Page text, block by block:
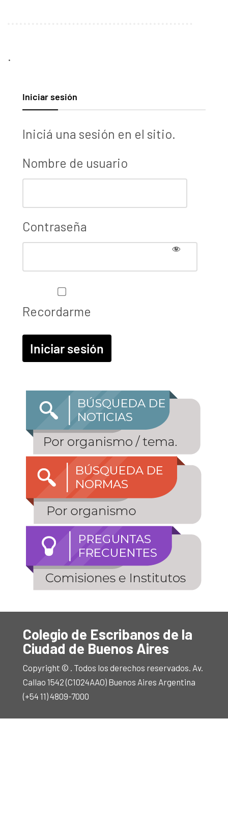
.
Iniciar sesión
Iniciá una sesión en el sitio.
Nombre de usuario
Contraseña
Recordarme
Colegio de Escribanos de la
Ciudad de Buenos Aires
Copyright © . Todos los derechos reservados. Av.
Callao 1542 (C1024AAO) Buenos Aires Argentina
(+54 11) 4809-7000